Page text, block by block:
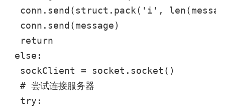
conn.send(struct.pack('i',
  conn.send(message)
  return
else:
  sockClient = socket.socket()
  # 尝试连接服务器
  try: